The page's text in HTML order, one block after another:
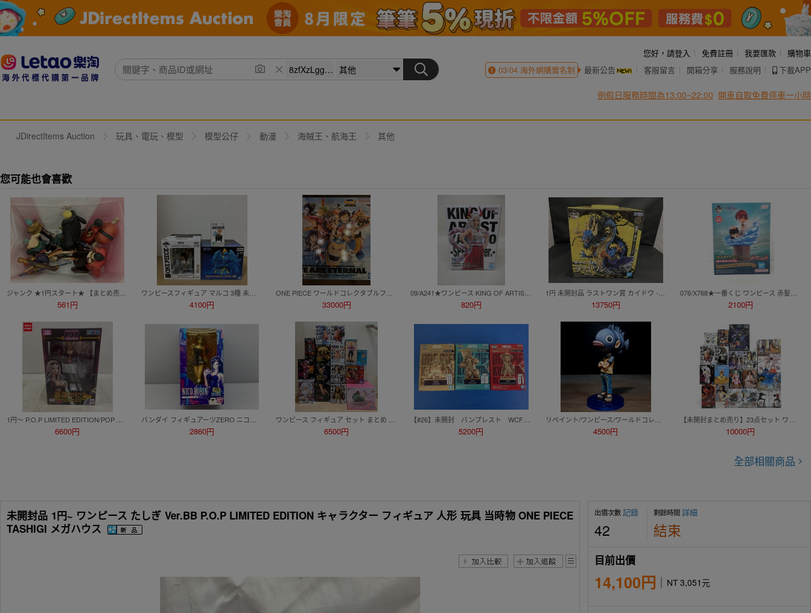
您好， 請登入 免費註冊 我要匯款
購物車
03/04海外網購實名制 最新公告 客服留言 開箱分享 服務說明 下載APP
例假日服務時間為13:00~22:00 開車自取免費停車一小時
JDirectItems Auction 玩具、電玩、模型 模型公仔 動漫 海賊王、航海王 其他
您可能也會喜歡
561円 4100円 33000円 820円 13750円 2100円
6600円 2860円 6500円 5200円 4500円 10000円
全部相關商品
未開封品 1円~ ワンピース たしぎ Ver.BB P.O.P LIMITED EDITION キャラクター フィギュア 人形 玩具 当時物 ONE PIECE
TASHIGI メガハウス
出價次數記錄
42
剩餘時間詳細
結束
目前出價
14,100円 NT 3,051元